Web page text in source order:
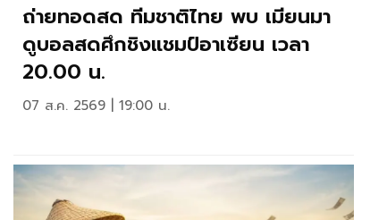
ถ่ายทอดสด ทีมชาติไทย พบ เมียนมา
ดูบอลสดศึกชิงแชมป์อาเซียน เวลา
20.00 น.
07 ส.ค. 2569 | 19:00 น.